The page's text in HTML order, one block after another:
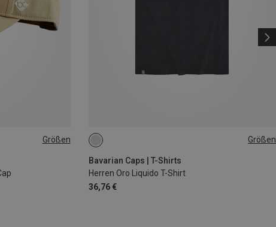
Größen Größen
Bavarian Caps | T-Shirts
Herren Oro Liquido T-Shirt
36,76 €
S